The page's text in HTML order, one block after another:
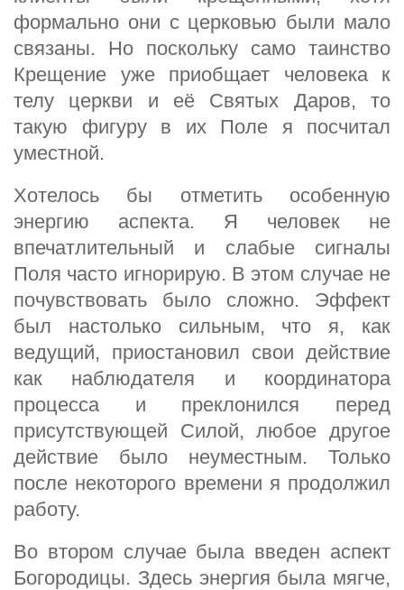
формально они с церковью были мало
связаны. Но поскольку само таинство
Крещение уже приобщает человека к
телу церкви и её Святых Даров, то
такую фигуру в их Поле я посчитал
уместной.
Хотелось бы отметить особенную
энергию аспекта. Я человек не
впечатлительный и слабые сигналы
Поля часто игнорирую. В этом случае не
почувствовать было сложно. Эффект
был настолько сильным, что я, как
ведущий, приостановил свои действие
как наблюдателя и координатора
процесса и преклонился перед
присутствующей Силой, любое другое
действие было неуместным. Только
после некоторого времени я продолжил
работу.
Во втором случае была введен аспект
Богородицы. Здесь энергия была мягче,